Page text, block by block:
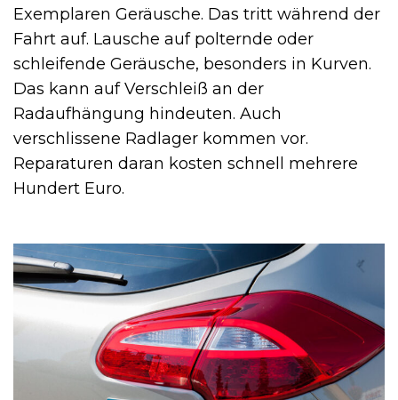
Exemplaren Geräusche. Das tritt während der
Fahrt auf. Lausche auf polternde oder
schleifende Geräusche, besonders in Kurven.
Das kann auf Verschleiß an der
Radaufhängung hindeuten. Auch
verschlissene Radlager kommen vor.
Reparaturen daran kosten schnell mehrere
Hundert Euro.